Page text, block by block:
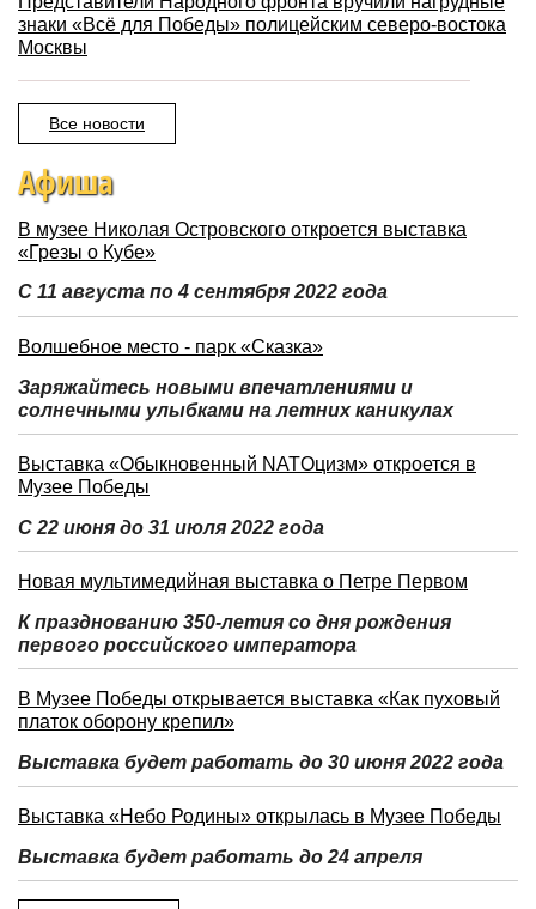
знаки «Всё для Победы» полицейским северо-востока
Москвы
Все новости
Афиша
В музее Николая Островского откроется выставка
«Грезы о Кубе»
С 11 августа по 4 сентября 2022 года
Волшебное место - парк «Сказка»
Заряжайтесь новыми впечатлениями и
солнечными улыбками на летних каникулах
Выставка «Обыкновенный NATOцизм» откроется в
Музее Победы
С 22 июня до 31 июля 2022 года
Новая мультимедийная выставка о Петре Первом
К празднованию 350-летия со дня рождения
первого российского императора
В Музее Победы открывается выставка «Как пуховый
платок оборону крепил»
Выставка будет работать до 30 июня 2022 года
Выставка «Небо Родины» открылась в Музее Победы
Выставка будет работать до 24 апреля